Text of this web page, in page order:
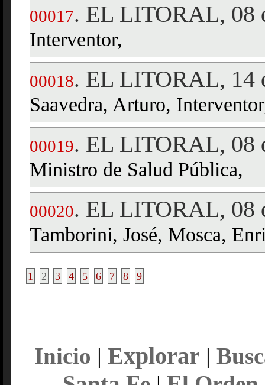
00017. EL LITORAL, 08
Interventor,
00018. EL LITORAL, 14
Saavedra, Arturo,
00019. EL LITORAL, 08
Ministro de Salud Pública,
00020. EL LITORAL, 08
Tamborini, José, Mosca,
1 2 3 4 5 6 7 8 9
Inicio | Explorar |